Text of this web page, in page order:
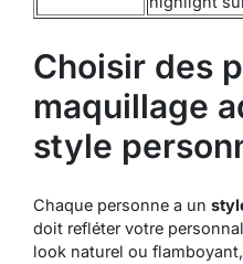
Choisir des
maquillage
style
Chaque personne a un
doit refléter votre
look naturel ou